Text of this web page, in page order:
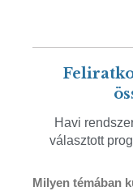
Havi
választott
Milyen témában